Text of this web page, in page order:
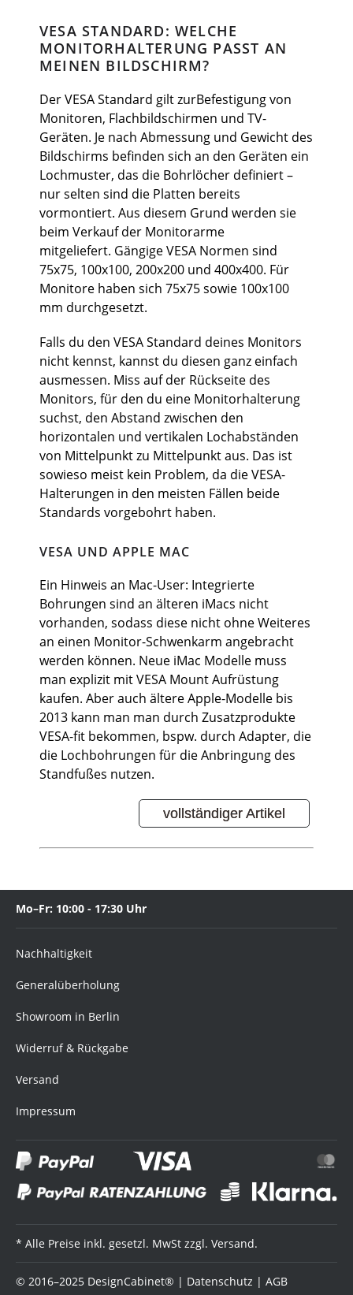
VESA STANDARD: WELCHE
MONITORHALTERUNG PASST AN
MEINEN BILDSCHIRM?
Der VESA Standard gilt zurBefestigung von
Monitoren, Flachbildschirmen und TV-
Geräten. Je nach Abmessung und Gewicht des
Bildschirms befinden sich an den Geräten ein
Lochmuster, das die Bohrlöcher definiert –
nur selten sind die Platten bereits
vormontiert. Aus diesem Grund werden sie
beim Verkauf der Monitorarme
mitgeliefert. Gängige VESA Normen sind
75x75, 100x100, 200x200 und 400x400. Für
Monitore haben sich 75x75 sowie 100x100
mm durchgesetzt.
Falls du den VESA Standard deines Monitors
nicht kennst, kannst du diesen ganz einfach
ausmessen. Miss auf der Rückseite des
Monitors, für den du eine Monitorhalterung
suchst, den Abstand zwischen den
horizontalen und vertikalen Lochabständen
von Mittelpunkt zu Mittelpunkt aus. Das ist
sowieso meist kein Problem, da die VESA-
Halterungen in den meisten Fällen beide
Standards vorgebohrt haben.
VESA UND APPLE MAC
Ein Hinweis an Mac-User: Integrierte
Bohrungen sind an älteren iMacs nicht
vorhanden, sodass diese nicht ohne Weiteres
an einen Monitor-Schwenkarm angebracht
werden können. Neue iMac Modelle muss
man explizit mit VESA Mount Aufrüstung
kaufen. Aber auch ältere Apple-Modelle bis
2013 kann man man durch Zusatzprodukte
VESA-fit bekommen, bspw. durch Adapter, die
die Lochbohrungen für die Anbringung des
Standfußes nutzen.
vollständiger Artikel
Mo–Fr: 10:00 - 17:30 Uhr
Nachhaltigkeit
Generalüberholung
Showroom in Berlin
Widerruf & Rückgabe
Versand
Impressum
* Alle Preise inkl. gesetzl. MwSt zzgl. Versand.
© 2016–2025 DesignCabinet® | Datenschutz | AGB